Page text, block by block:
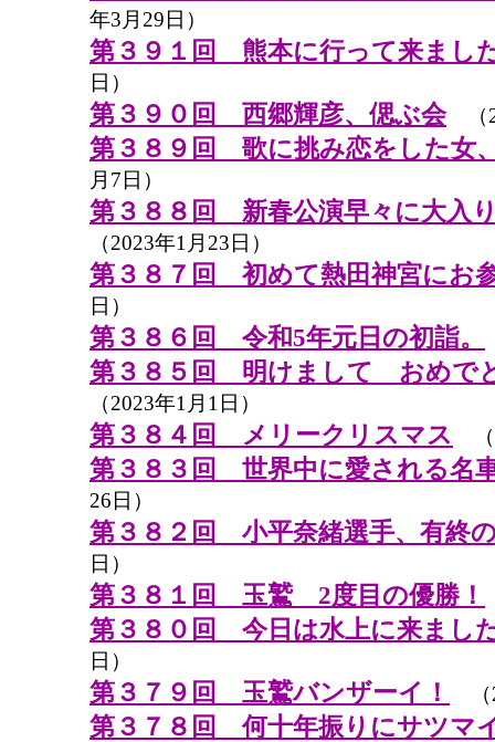
年3月29日）
第３９１回 熊本に行って来まし
日）
第３９０回 西郷輝彦、偲ぶ会（
第３８９回 歌に挑み恋をした女
月7日）
第３８８回 新春公演早々に大入
（2023年1月23日）
第３８７回 初めて熱田神宮にお
日）
第３８６回 令和5年元日の初詣。
第３８５回 明けまして おめで
（2023年1月1日）
第３８４回 メリークリスマス （
第３８３回 世界中に愛される名
26日）
第３８２回 小平奈緒選手、有終
日）
第３８１回 玉鷲 2度目の優勝！
第３８０回 今日は水上に来まし
日）
第３７９回 玉鷲バンザーイ！ （
第３７８回 何十年振りにサツマ